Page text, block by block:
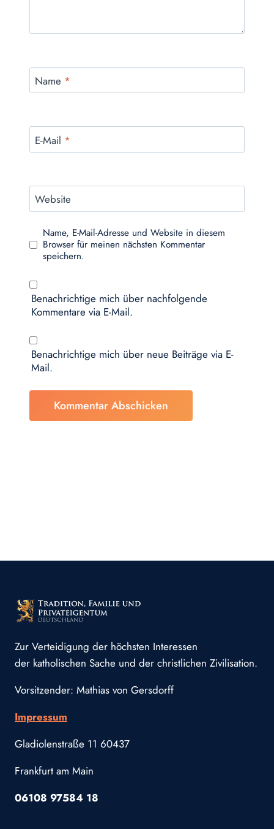
Name *
E-Mail *
Website
Name, E-Mail-Adresse und Website in diesem
Browser für meinen nächsten Kommentar
speichern.
Benachrichtige mich über nachfolgende
Kommentare via E-Mail.
Benachrichtige mich über neue Beiträge via E-
Mail.
Zur Verteidigung der höchsten Interessen
der katholischen Sache und der christlichen Zivilisation.
Vorsitzender: Mathias von Gersdorff
Impressum
Gladiolenstraße 11 60437
Frankfurt am Main
06108 97584 18